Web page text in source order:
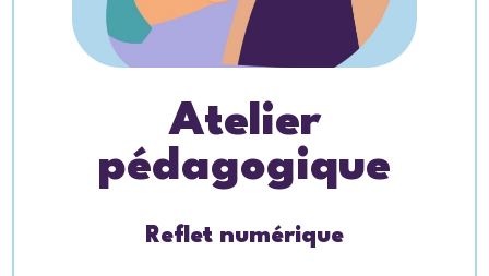
Atelier
pédagogique
Reflet numérique